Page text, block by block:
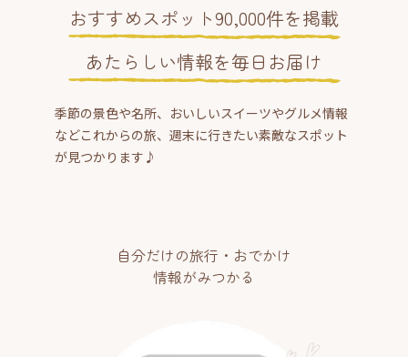
おすすめスポット90,000件を掲載
あたらしい情報を毎日お届け
季節の景色や名所、おいしいスイーツやグルメ情報
などこれからの旅、週末に行きたい素敵なスポット
が見つかります♪
自分だけの旅行・おでかけ
情報がみつかる